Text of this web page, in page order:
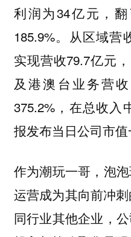
利润为34亿元，
185.9%。从区域
实现营收79.7亿元
及港澳台业务营
375.2%，在总收入
报发布当日公司市值
作为潮玩一哥，泡
运营成为其向前冲
同行业其他企业，